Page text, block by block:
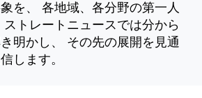
を、 各地域、各分野の第一人
トレートニュースでは分から
明かし、 その先の展開を見通
します。